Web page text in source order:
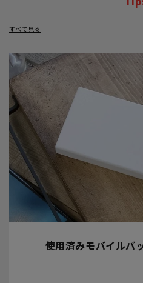
すべて見る
使用済みモバイルバ